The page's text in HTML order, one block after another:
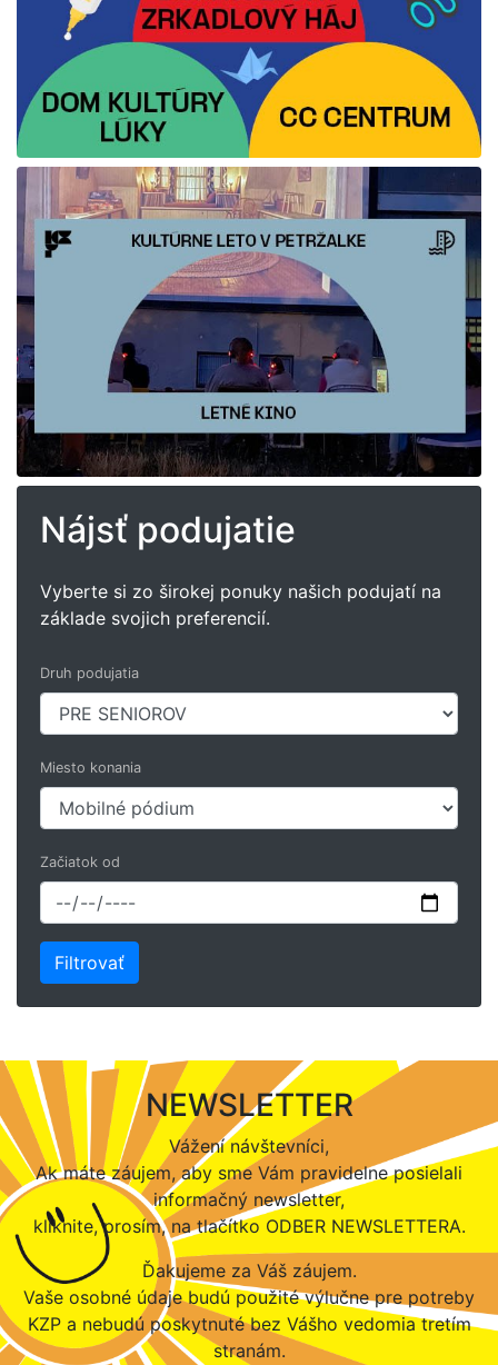
Nájsť podujatie
Vyberte si zo širokej ponuky našich podujatí na
základe svojich preferencií.
Druh podujatia
Miesto konania
Začiatok od
NEWSLETTER
Vážení návštevníci,
Ak máte záujem, aby sme Vám pravidelne posielali
informačný newsletter,
kliknite, prosím, na tlačítko ODBER NEWSLETTERA.
Ďakujeme za Váš záujem.
Vaše osobné údaje budú použité výlučne pre potreby
KZP a nebudú poskytnuté bez Vášho vedomia tretím
stranám.